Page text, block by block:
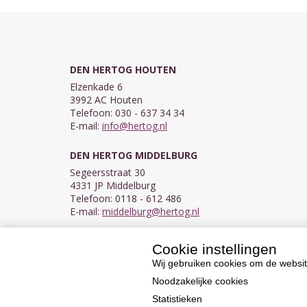
DEN HERTOG HOUTEN
Elzenkade 6
3992 AC Houten
Telefoon: 030 - 637 34 34
E-mail: info@hertog.nl
DEN HERTOG MIDDELBURG
Segeersstraat 30
4331 JP Middelburg
Telefoon: 0118 - 612 486
E-mail: middelburg@hertog.nl
BTW NL007450242B03
Cookie instellingen
Wij gebruiken cookies om de
Noodzakelijke cookies
Statistieken